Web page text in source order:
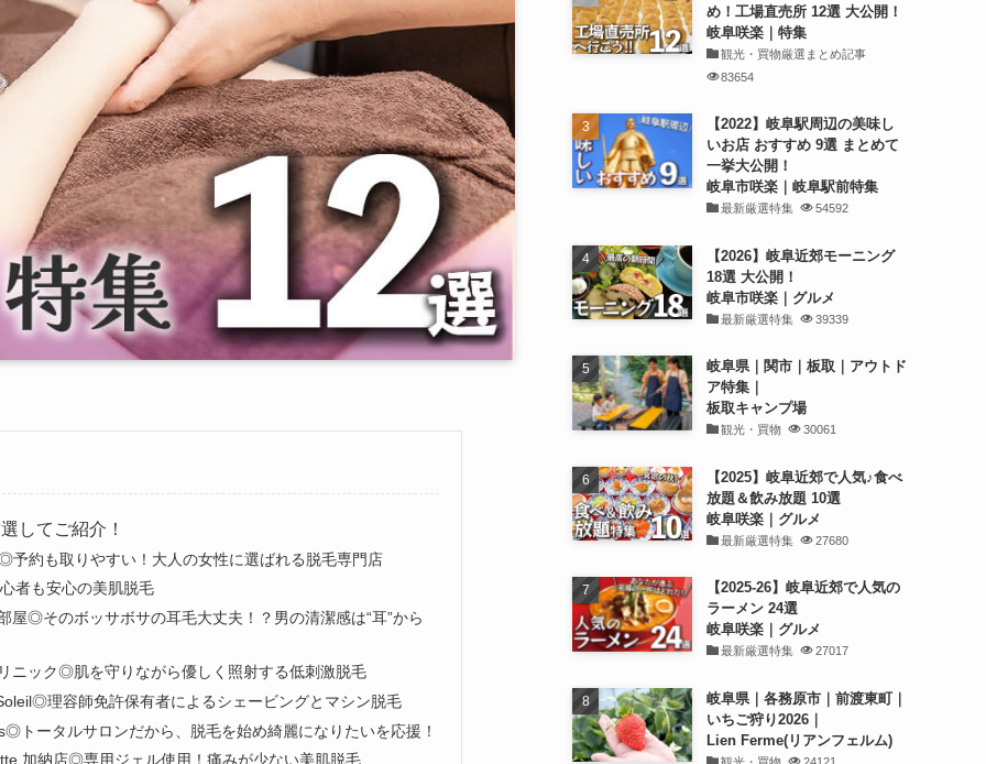
してご紹介！
予約も取りやすい！大人の女性に選ばれる脱毛専門店
者も安心の美肌脱毛
屋◎そのボッサボサの耳毛大丈夫！？男の清潔感は“耳”から
ニック◎肌を守りながら優しく照射する低刺激脱毛
理容師免許保有者によるシェービングとマシン脱毛
トータルサロンだから、脱毛を始め綺麗になりたいを応援！
加納店◎専用ジェル使用！痛みが少ない美肌脱毛
め！工場直売所 12選 大公開！
岐阜咲楽｜特集
観光・買物厳選まとめ記事
83654
【2022】岐阜駅周辺の美味し
いお店 おすすめ 9選 まとめて
一挙大公開！
岐阜市咲楽｜岐阜駅前特集
最新厳選特集 54592
【2026】岐阜近郊モーニング
18選 大公開！
岐阜市咲楽｜グルメ
最新厳選特集 39339
岐阜県｜関市｜板取｜アウトド
ア特集｜
板取キャンプ場
観光・買物 30061
【2025】岐阜近郊で人気♪食べ
放題＆飲み放題 10選
岐阜咲楽｜グルメ
最新厳選特集 27680
【2025-26】岐阜近郊で人気の
ラーメン 24選
岐阜咲楽｜グルメ
最新厳選特集 27017
岐阜県｜各務原市｜前渡東町｜
いちご狩り2026｜
Lien Ferme(リアンフェルム)
観光・買物 24121